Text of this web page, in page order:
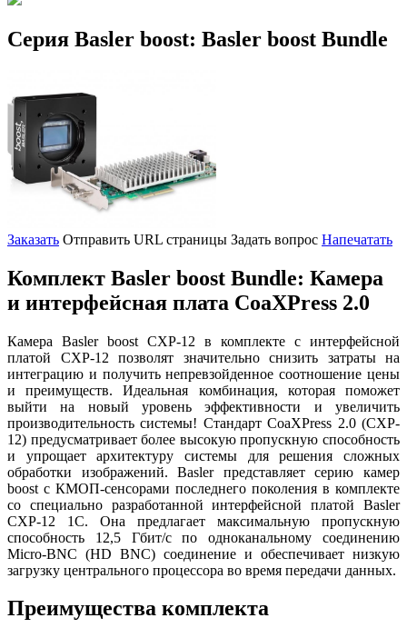
Серия Basler boost: Basler boost Bundle
Заказать Отправить URL страницы Задать вопрос Напечатать
Комплект Basler boost Bundle: Камера
и интерфейсная плата CoaXPress 2.0
Камера Basler boost CXP-12 в комплекте с интерфейсной
платой CXP-12 позволят значительно снизить затраты на
интеграцию и получить непревзойденное соотношение цены
и преимуществ. Идеальная комбинация, которая поможет
выйти на новый уровень эффективности и увеличить
производительность системы! Стандарт CoaXPress 2.0 (CXP-
12) предусматривает более высокую пропускную способность
и упрощает архитектуру системы для решения сложных
обработки изображений. Basler представляет серию камер
boost с КМОП-сенсорами последнего поколения в комплекте
со специально разработанной интерфейсной платой Basler
CXP-12 1C. Она предлагает максимальную пропускную
способность 12,5 Гбит/с по одноканальному соединению
Micro-BNC (HD BNC) соединение и обеспечивает низкую
загрузку центрального процессора во время передачи данных.
Преимущества комплекта